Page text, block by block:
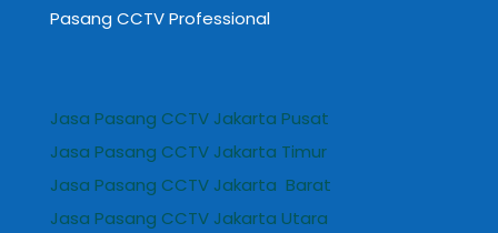
Pasang CCTV Professional
Jasa Pasang CCTV Jakarta Pusat
Jasa Pasang CCTV Jakarta Timur
Jasa Pasang CCTV Jakarta Barat
Jasa Pasang CCTV Jakarta Utara